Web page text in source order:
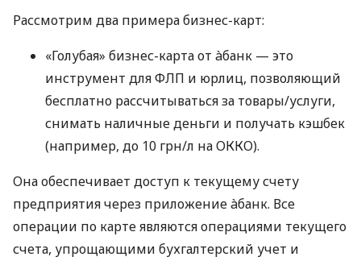
Рассмотрим два примера бизнес-карт:
«Голубая» бизнес-карта от àбанк — это
инструмент для ФЛП и юрлиц, позволяющий
бесплатно рассчитываться за товары/услуги,
снимать наличные деньги и получать кэшбек
(например, до 10 грн/л на ОККО).
Она обеспечивает доступ к текущему счету
предприятия через приложение àбанк. Все
операции по карте являются операциями текущего
счета, упрощающими бухгалтерский учет и